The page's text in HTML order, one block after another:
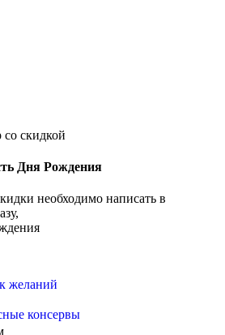
скидкой
Дня Рождения
необходимо написать в
желаний
консервы